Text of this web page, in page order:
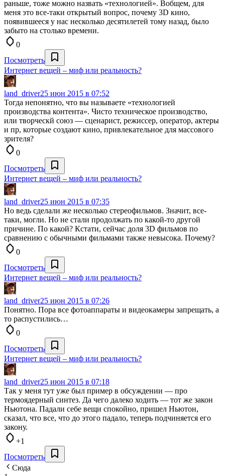
раньше, тоже можно назвать «технологией». Вобщем, для
меня это все-таки открытый вопрос, почему 3D кино,
появившееся у нас несколько десятилетей тому назад, было
забыто на столько времени.
0
Посмотреть
Интернет вещей – миф или реальность?
land_driver25 июн 2015 в 07:52
Тогда непонятно, что вы называете «технологией
производства контента». Чисто техническое производство,
или творческй союз — сценарист, режиссер, оператор, актеры
и пр, которые создают кино, привлекательное для массового
зрителя?
0
Посмотреть
Интернет вещей – миф или реальность?
land_driver25 июн 2015 в 07:35
Но ведь сделали же несколько стереофильмов. Значит, все-
таки, могли. Но не стали продолжать по какой-то другой
причине. По какой? Кстати, сейчас доля 3D фильмов по
сравнению с обычными фильмами также невысока. Почему?
0
Посмотреть
Интернет вещей – миф или реальность?
land_driver25 июн 2015 в 07:26
Понятно. Пора все фотоаппараты и видеокамеры запрещать, а
то распустились…
0
Посмотреть
Интернет вещей – миф или реальность?
land_driver25 июн 2015 в 07:18
Так у меня тут уже был пример в обсуждении — про
термоядерный синтез. Да чего далеко ходить — тот же закон
Ньютона. Падали себе вещи спокойно, пришел Ньютон,
сказал, что все, что до этого падало, теперь подчиняется его
закону.
+1
Посмотреть
Сюда